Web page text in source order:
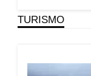
TURISMO